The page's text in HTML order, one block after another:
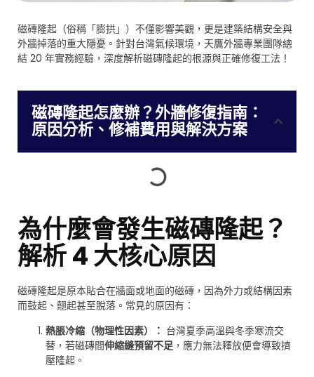
磁磚隆起（俗稱「膨拱」）不僅影響美觀，更是建築結構安全與
外牆掉落的重大隱憂。針對台灣氣候環境，天鷹外牆專業團隊總
結 20 年實務經驗，深度解析磁磚隆起的根源與正確修復工法！
磁磚隆起怎麼辦？外牆修復指南：
原因分析、修補費用與解決方案
為什麼會發生磁磚隆起？
解析 4 大核心原因
磁磚隆起是原本貼合在牆面或地面的磁磚，因為外力或結構因素
而鼓起、翹起甚至脫落。常見的原因有：
熱脹冷縮（物理性因素）： 台灣夏季高溫與冬季寒流交
替，若磁磚間伸縮縫預留不足 ，應力無法釋放便會導致擠
壓隆起。